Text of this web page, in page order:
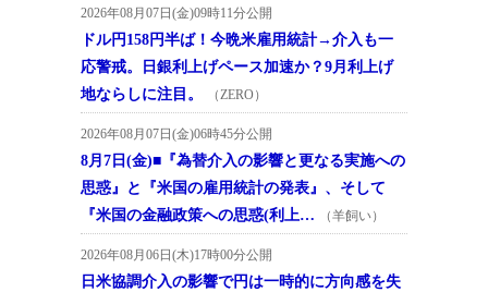
2026年08月07日(金)09時11分公開
ドル円158円半ば！今晩米雇用統計→介入も一
応警戒。日銀利上げペース加速か？9月利上げ
地ならしに注目。
（ZERO）
2026年08月07日(金)06時45分公開
8月7日(金)■『為替介入の影響と更なる実施への
思惑』と『米国の雇用統計の発表』、そして
『米国の金融政策への思惑(利上…
（羊飼い）
2026年08月06日(木)17時00分公開
日米協調介入の影響で円は一時的に方向感を失